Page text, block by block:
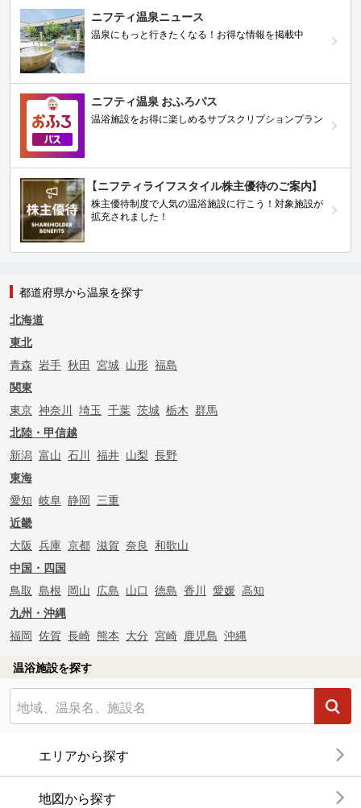
ニフティ温泉ニュース
温泉にもっと行きたくなる！お得な情報を掲載中
ニフティ温泉 おふろパス
温浴施設をお得に楽しめるサブスクリプションプラン
【ニフティライフスタイル株主優待のご案内】
株主優待制度で人気の温浴施設に行こう！対象施設が
拡充されました！
都道府県から温泉を探す
北海道
東北
青森 岩手 秋田 宮城 山形 福島
関東
東京 神奈川 埼玉 千葉 茨城 栃木 群馬
北陸・甲信越
新潟 富山 石川 福井 山梨 長野
東海
愛知 岐阜 静岡 三重
近畿
大阪 兵庫 京都 滋賀 奈良 和歌山
中国・四国
鳥取 島根 岡山 広島 山口 徳島 香川 愛媛 高知
九州・沖縄
福岡 佐賀 長崎 熊本 大分 宮崎 鹿児島 沖縄
温浴施設を探す
エリアから探す
地図から探す